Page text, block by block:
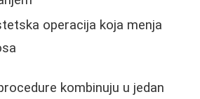
operacija koja menja
kombinuju u jedan